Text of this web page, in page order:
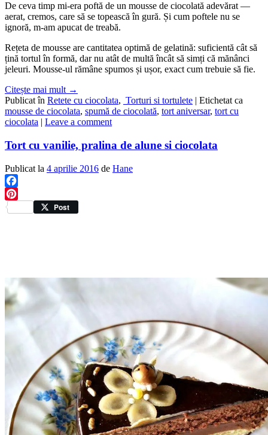
De ceva timp mi-era poftă de un mousse de ciocolată adevărat —
aerat, cremos, care să se topească în gură. Și cum poftele nu se
ignoră, m-am apucat de treabă.
Rețeta de mousse are cantitatea optimă de gelatină: suficientă cât să
țină tortul în formă, dar nu atât de multă încât să simți că mănânci
jeleuri. Mousse-ul rămâne spumos și ușor, exact cum trebuie să fie.
Citește mai mult →
Publicat în Retete cu ciocolata, Torturi si tortulete | Etichetat ca
mousse de ciocolata, spumă de ciocolată, tort aniversar, tort cu
ciocolata | Leave a comment
Tort cu vanilie, pralina de alune si ciocolata
Publicat la 4 aprilie 2016 de Hane
Facebook
Pinterest
Post